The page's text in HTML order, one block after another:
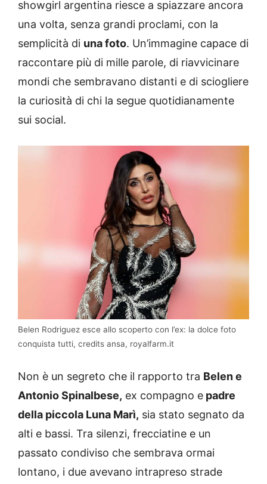
showgirl argentina riesce a spiazzare ancora
una volta, senza grandi proclami, con la
semplicità di una foto. Un’immagine capace di
raccontare più di mille parole, di riavvicinare
mondi che sembravano distanti e di sciogliere
la curiosità di chi la segue quotidianamente
sui social.
Belen Rodriguez esce allo scoperto con l’ex: la dolce foto
conquista tutti, credits ansa, royalfarm.it
Non è un segreto che il rapporto tra Belen e
Antonio Spinalbese, ex compagno e padre
della piccola Luna Marì, sia stato segnato da
alti e bassi. Tra silenzi, frecciatine e un
passato condiviso che sembrava ormai
lontano, i due avevano intrapreso strade